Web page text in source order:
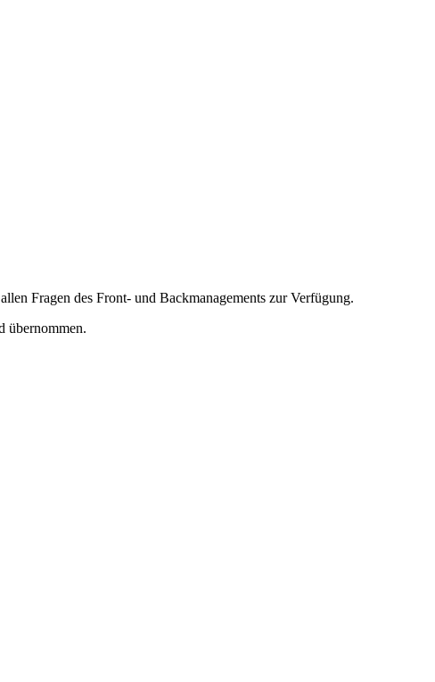
Fragen des Front- und Backmanagements zur Verfügung.
übernommen.